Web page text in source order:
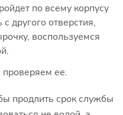
по всему корпусу
другого отверстия,
воспользуемся
проверяем ее.
продлить срок службы